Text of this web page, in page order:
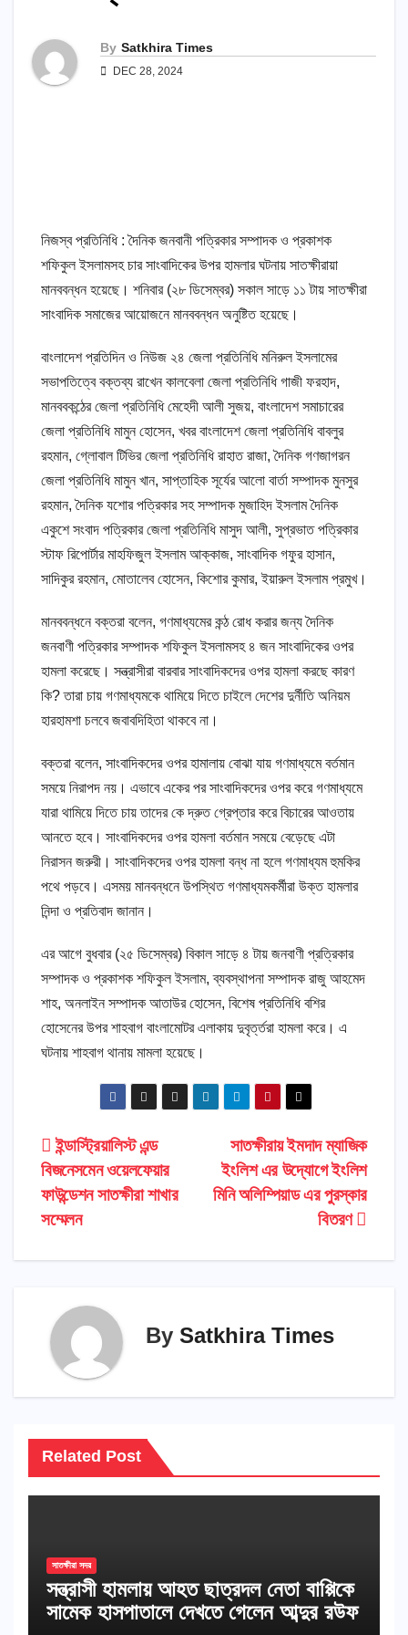
By Satkhira Times
DEC 28, 2024
নিজস্ব প্রতিনিধি : দৈনিক জনবানী পত্রিকার সম্পাদক ও প্রকাশক
শফিকুল ইসলামসহ চার সাংবাদিকের উপর হামলার ঘটনায় সাতক্ষীরায়া
মানববন্ধন হয়েছে। শনিবার (২৮ ডিসেম্বর) সকাল সাড়ে ১১ টায় সাতক্ষীরা
সাংবাদিক সমাজের আয়োজনে মানববন্ধন অনুষ্টিত হয়েছে।
বাংলাদেশ প্রতিদিন ও নিউজ ২৪ জেলা প্রতিনিধি মনিরুল ইসলামের
সভাপতিত্বে বক্তব্য রাখেন কালবেলা জেলা প্রতিনিধি গাজী ফরহাদ,
মানববকন্ঠের জেলা প্রতিনিধি মেহেদী আলী সুজয়, বাংলাদেশ সমাচারের
জেলা প্রতিনিধি মামুন হোসেন, খবর বাংলাদেশ জেলা প্রতিনিধি বাবলুর
রহমান, গ্লোবাল টিভির জেলা প্রতিনিধি রাহাত রাজা, দৈনিক গণজাগরন
জেলা প্রতিনিধি মামুন খান, সাপ্তাহিক সূর্যের আলো বার্তা সম্পাদক মুনসুর
রহমান, দৈনিক যশোর পত্রিকার সহ সম্পাদক মুজাহিদ ইসলাম দৈনিক
একুশে সংবাদ পত্রিকার জেলা প্রতিনিধি মাসুদ আলী, সুপ্রভাত পত্রিকার
স্টাফ রিপোর্টার মাহফিজুল ইসলাম আক্কাজ, সাংবাদিক গফুর হাসান,
সাদিকুর রহমান, মোতালেব হোসেন, কিশোর কুমার, ইয়ারুল ইসলাম প্রমুখ।
মানববন্ধনে বক্তরা বলেন, গণমাধ্যমের কন্ঠ রোধ করার জন্য দৈনিক
জনবাণী পত্রিকার সম্পাদক শফিকুল ইসলামসহ ৪ জন সাংবাদিকের ওপর
হামলা করেছে। সন্ত্রাসীরা বারবার সাংবাদিকদের ওপর হামলা করছে কারণ
কি? তারা চায় গণমাধ্যমকে থামিয়ে দিতে চাইলে দেশের দুর্নীতি অনিয়ম
হারহামশা চলবে জবাবদিহিতা থাকবে না।
বক্তরা বলেন, সাংবাদিকদের ওপর হামালায় বোঝা যায় গণমাধ্যমে বর্তমান
সময়ে নিরাপদ নয়। এভাবে একের পর সাংবাদিকদের ওপর করে গণমাধ্যমে
যারা থামিয়ে দিতে চায় তাদের কে দ্রুত গ্রেপ্তার করে বিচারের আওতায়
আনতে হবে। সাংবাদিকদের ওপর হামলা বর্তমান সময়ে বেড়েছে এটা
নিরাসন জরুরী। সাংবাদিকদের ওপর হামলা বন্ধ না হলে গণমাধ্যম হুমকির
পথে পড়বে। এসময় মানবন্ধনে উপস্থিত গণমাধ্যমকর্মীরা উক্ত হামলার
নিন্দা ও প্রতিবাদ জানান।
এর আগে বুধবার (২৫ ডিসেম্বর) বিকাল সাড়ে ৪ টায় জনবাণী প্রত্রিকার
সম্পাদক ও প্রকাশক শফিকুল ইসলাম, ব্যবস্থাপনা সম্পাদক রাজু আহমেদ
শাহ, অনলাইন সম্পাদক আতাউর হোসেন, বিশেষ প্রতিনিধি বশির
হোসেনের উপর শাহবাগ বাংলামোটর এলাকায় দুবৃর্ত্তরা হামলা করে। এ
ঘটনায় শাহবাগ থানায় মামলা হয়েছে।
Post
navigation
সাতক্ষীরায় ইমদাদ ম্যাজিক
ইংলিশ এর উদ্যোগে ইংলিশ
মিনি অলিম্পিয়াড এর পুরস্কার
বিতরণ
ইন্ডাস্ট্রিয়ালিস্ট এন্ড
বিজনেসমেন ওয়েলফেয়ার
ফাউন্ডেশন সাতক্ষীরা শাখার
সম্মেলন
By Satkhira Times
Related Post
সাতক্ষীরা সদর
সন্ত্রাসী হামলায় আহত ছাত্রদল নেতা বাপ্পিকে
সামেক হাসপাতালে দেখতে গেলেন আব্দুর রউফ